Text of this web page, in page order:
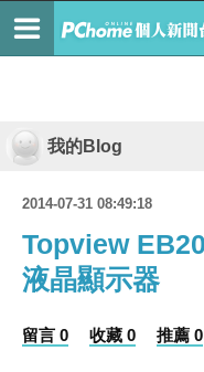
我的Blog
2014-07-31 08:49:18
Topview
液晶顯示器
留言 0 收藏 0 推薦 0